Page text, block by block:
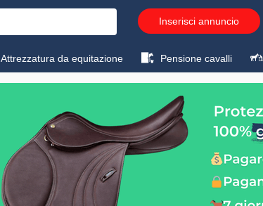
Inserisci annuncio
Attrezzatura da equitazione Pensione cavalli